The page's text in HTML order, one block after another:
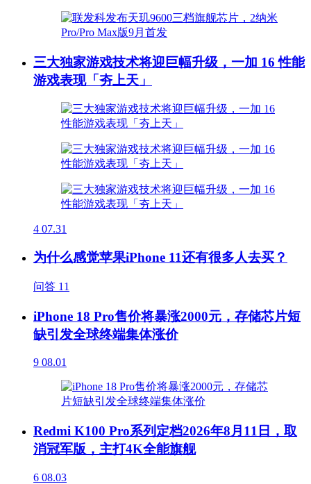
三大独家游戏技术将迎巨幅升级，一加 16 性能
游戏表现「夯上天」
4 07.31
为什么感觉苹果iPhone 11还有很多人去买？
问答 11
iPhone 18 Pro售价将暴涨2000元，存储芯片短
缺引发全球终端集体涨价
9 08.01
Redmi K100 Pro系列定档2026年8月11日，取
消冠军版，主打4K全能旗舰
6 08.03